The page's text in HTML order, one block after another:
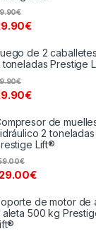
€
€
de 2
toneladas Prestige
€
€
de
2 toneladas
Lift®
€
€
de motor de
aleta 500 kg